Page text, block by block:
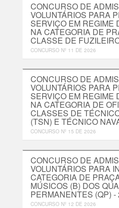
CONCURSO DE
VOLUNTÁRIOS PARA
SERVIÇO EM REGIME
NA CATEGORIA DE
CLASSE DE
CONCURSO Nº 11 DE 2026
CONCURSO DE
VOLUNTÁRIOS PARA
SERVIÇO EM REGIME
NA CATEGORIA DE
CLASSES DE
(TSN) E TÉCNICO
CONCURSO Nº 15 DE 2026
CONCURSO DE
VOLUNTÁRIOS PARA
CATEGORIA DE
MÚSICOS (B) DOS
PERMANENTES (QP) -
CONCURSO Nº 12 DE 2026